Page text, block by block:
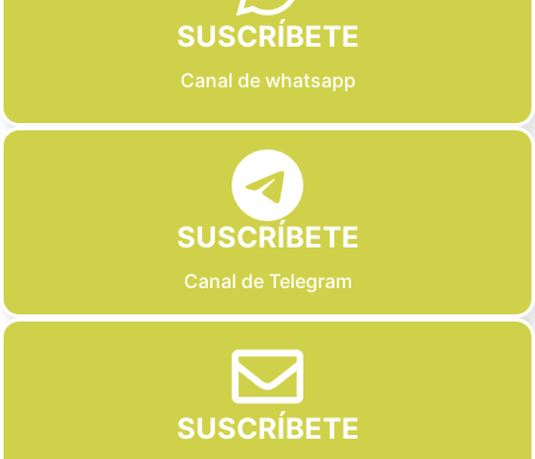
SUSCRÍBETE
Canal de whatsapp
SUSCRÍBETE
Canal de Telegram
SUSCRÍBETE